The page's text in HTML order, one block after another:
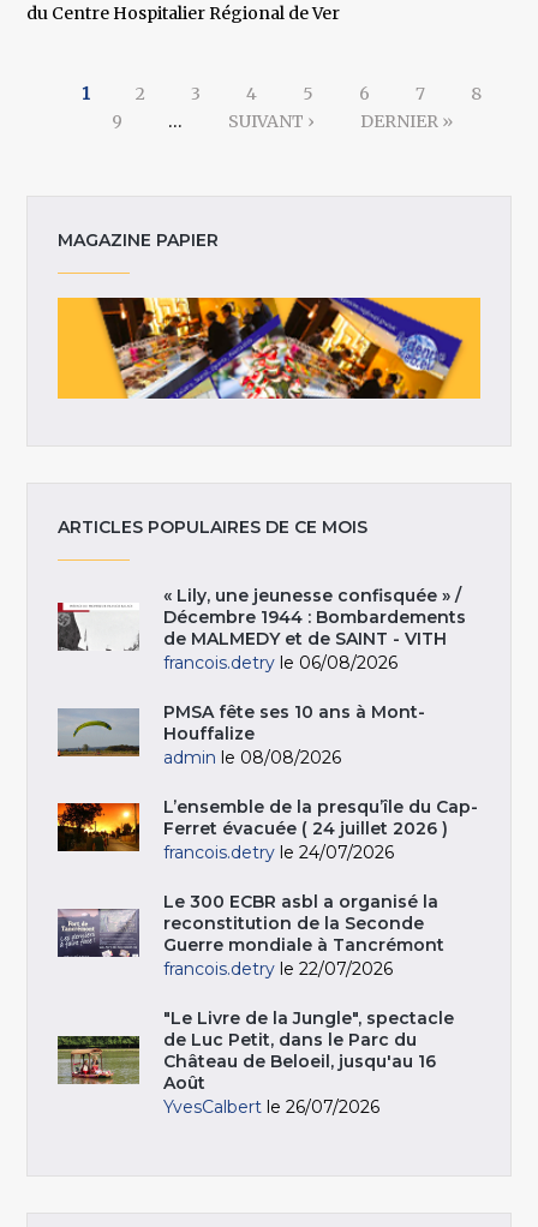
du Centre Hospitalier Régional de Ver
1 2 3 4 5 6 7
8
9
… SUIVANT › DERNIER »
MAGAZINE PAPIER
ARTICLES POPULAIRES DE CE MOIS
« Lily, une jeunesse confisquée » /
Décembre 1944 : Bombardements
de MALMEDY et de SAINT - VITH
francois.detry le 06/08/2026
PMSA fête ses 10 ans à Mont-
Houffalize
admin le 08/08/2026
L’ensemble de la presqu’île du Cap-
Ferret évacuée ( 24 juillet 2026 )
francois.detry le 24/07/2026
Le 300 ECBR asbl a organisé la
reconstitution de la Seconde
Guerre mondiale à Tancrémont
francois.detry le 22/07/2026
"Le Livre de la Jungle", spectacle
de Luc Petit, dans le Parc du
Château de Beloeil, jusqu'au 16
Août
YvesCalbert le 26/07/2026